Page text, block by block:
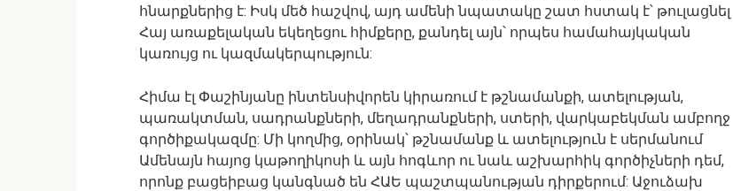
հնարքներից է: Իսկ մեծ հաշվով, այդ ամենի նպատակը շատ հստակ է՝ թուլացնել
Հայ առաքելական եկեղեցու հիմքերը, քանդել այն՝ որպես համահայկական
կառույց ու կազմակերպություն:
Հիմա էլ Փաշինյանը ինտենսիվորեն կիրառում է թշնամանքի, ատելության,
պառակտման, սադրանքների, մեղադրանքների, ստերի, վարկաբեկման ամբողջ
գործիքակազմը: Մի կողմից, օրինակ՝ թշնամանք և ատելություն է սերմանում
Ամենայն հայոց կաթողիկոսի և այն հոգևոր ու նաև աշխարհիկ գործիչների դեմ,
որոնք բացեիբաց կանգնած են ՀԱԵ պաշտպանության դիրքերում: Աջուձախ